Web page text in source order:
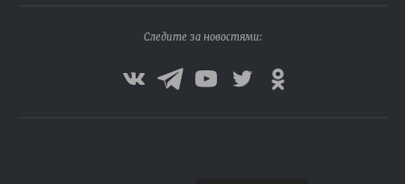
Следите за новостями: